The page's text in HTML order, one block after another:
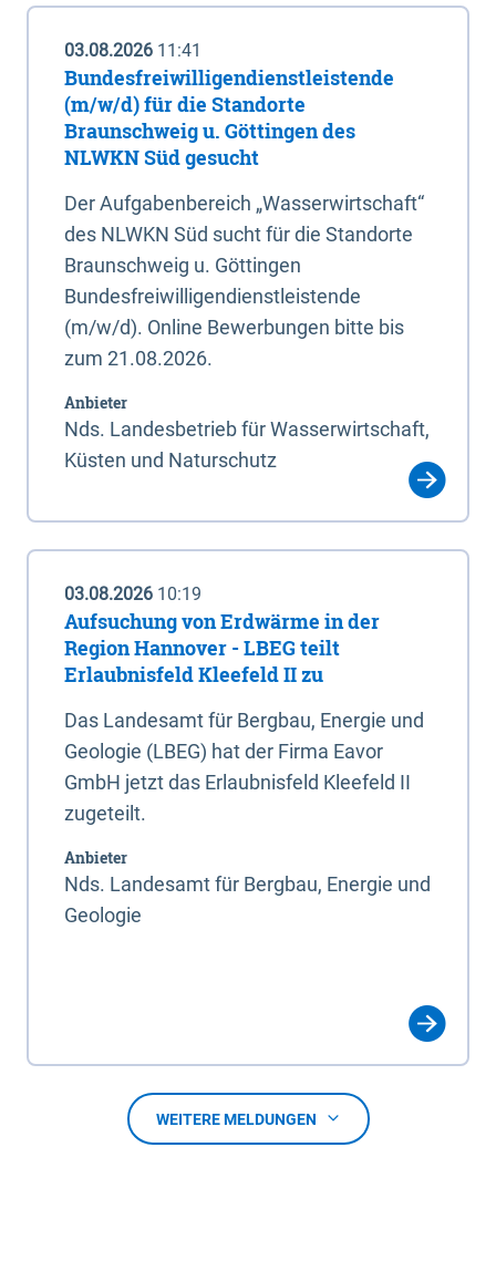
03.08.2026 11:41
Bundesfreiwilligendienstleistende
(m/w/d) für die Standorte
Braunschweig u. Göttingen des
NLWKN Süd gesucht
Der Aufgabenbereich „Wasserwirtschaft“
des NLWKN Süd sucht für die Standorte
Braunschweig u. Göttingen
Bundesfreiwilligendienstleistende
(m/w/d). Online Bewerbungen bitte bis
zum 21.08.2026.
Anbieter
Nds. Landesbetrieb für Wasserwirtschaft,
Küsten und Naturschutz
03.08.2026 10:19
Aufsuchung von Erdwärme in der
Region Hannover - LBEG teilt
Erlaubnisfeld Kleefeld II zu
Das Landesamt für Bergbau, Energie und
Geologie (LBEG) hat der Firma Eavor
GmbH jetzt das Erlaubnisfeld Kleefeld II
zugeteilt.
Anbieter
Nds. Landesamt für Bergbau, Energie und
Geologie
WEITERE MELDUNGEN